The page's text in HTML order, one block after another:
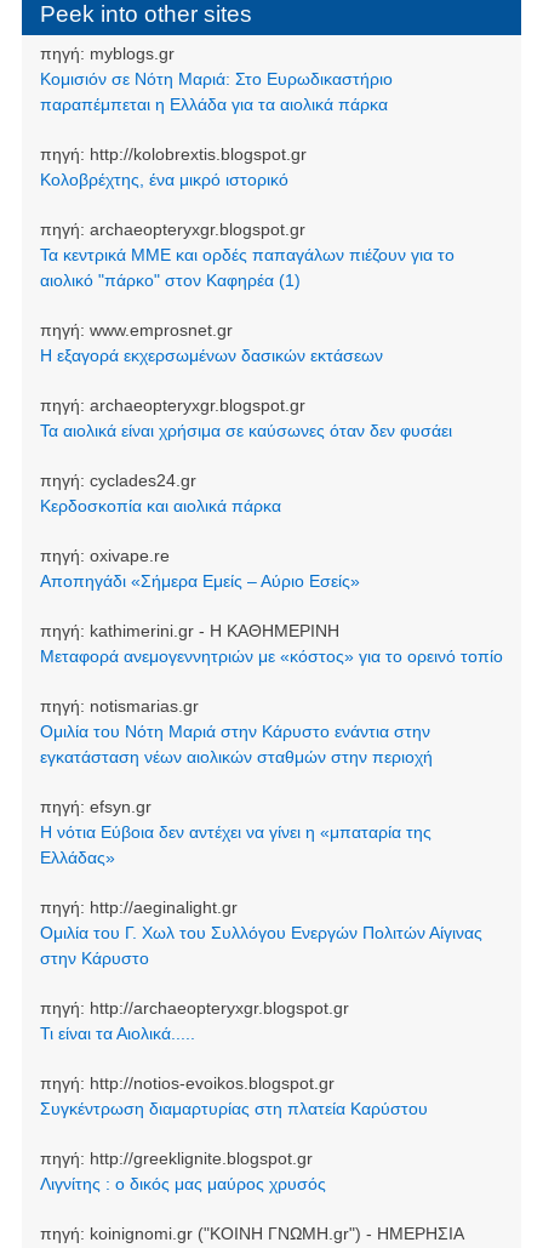
Peek into other sites
πηγή: myblogs.gr
Κομισιόν σε Νότη Μαριά: Στο Ευρωδικαστήριο
παραπέμπεται η Ελλάδα για τα αιολικά πάρκα
πηγή: http://kolobrextis.blogspot.gr
Κολοβρέχτης, ένα μικρό ιστορικό
πηγή: archaeopteryxgr.blogspot.gr
Τα κεντρικά ΜΜΕ και ορδές παπαγάλων πιέζουν για το
αιολικό "πάρκο" στον Καφηρέα (1)
πηγή: www.emprosnet.gr
Η εξαγορά εκχερσωμένων δασικών εκτάσεων
πηγή: archaeopteryxgr.blogspot.gr
Τα αιολικά είναι χρήσιμα σε καύσωνες όταν δεν φυσάει
πηγή: cyclades24.gr
Κερδοσκοπία και αιολικά πάρκα
πηγή: oxivape.re
Αποπηγάδι «Σήμερα Εμείς – Αύριο Εσείς»
πηγή: kathimerini.gr - Η ΚΑΘΗΜΕΡΙΝΗ
Μεταφορά ανεμογεννητριών με «κόστος» για το ορεινό τοπίο
πηγή: notismarias.gr
Ομιλία του Νότη Μαριά στην Κάρυστο ενάντια στην
εγκατάσταση νέων αιολικών σταθμών στην περιοχή
πηγή: efsyn.gr
Η νότια Εύβοια δεν αντέχει να γίνει η «μπαταρία της
Ελλάδας»
πηγή: http://aeginalight.gr
Ομιλία του Γ. Χωλ του Συλλόγου Ενεργών Πολιτών Αίγινας
στην Κάρυστο
πηγή: http://archaeopteryxgr.blogspot.gr
Τι είναι τα Αιολικά.....
πηγή: http://notios-evoikos.blogspot.gr
Συγκέντρωση διαμαρτυρίας στη πλατεία Καρύστου
πηγή: http://greeklignite.blogspot.gr
Λιγνίτης : ο δικός μας μαύρος χρυσός
πηγή: koinignomi.gr ("ΚΟΙΝΗ ΓΝΩΜΗ.gr") - ΗΜΕΡΗΣΙΑ